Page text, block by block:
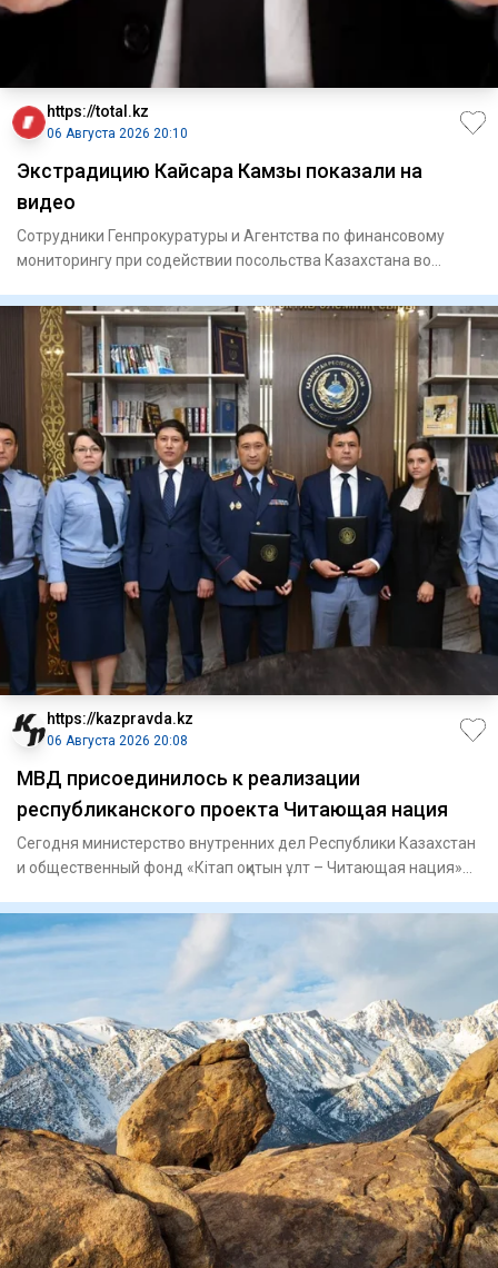
https://total.kz
06 Августа 2026 20:10
Экстрадицию Кайсара Камзы показали на
видео
Сотрудники Генпрокуратуры и Агентства по финансовому
мониторингу при содействии посольства Казахстана во
https://kazpravda.kz
06 Августа 2026 20:08
МВД присоединилось к реализации
республиканского проекта Читающая нация
Сегодня министерство внутренних дел Республики Казахстан
и общественный фонд «Кітап оқитын ұлт – Читающая нация»